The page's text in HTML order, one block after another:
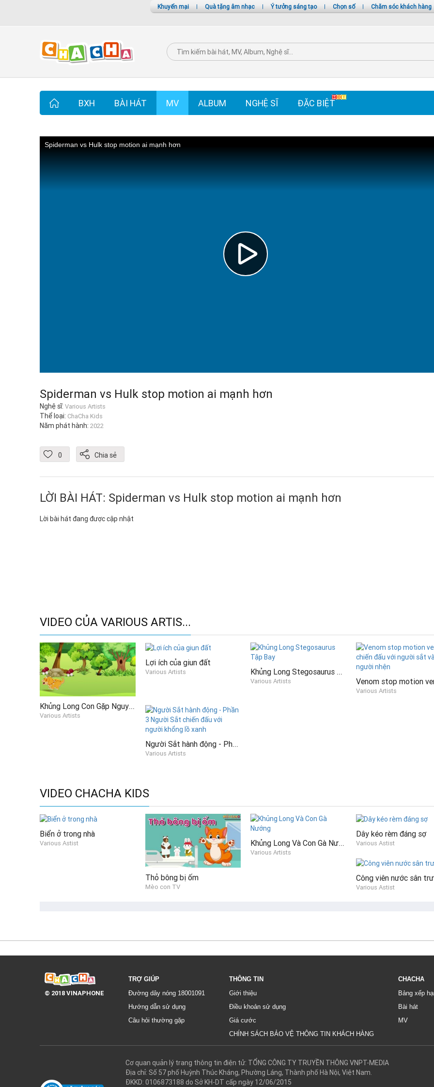
Khuyến mại | Quà tặng âm nhạc | Ý tưởng sáng tạo | Chọn số | Chăm sóc khách hàng
BXH BÀI HÁT MV ALBUM NGHỆ SĨ ĐẶC BIỆT
Spiderman vs Hulk stop motion ai mạnh hơn
Spiderman vs Hulk stop motion ai mạnh hơn
Nghệ sĩ: Various Artists
Thể loại: ChaCha Kids
Năm phát hành: 2022
0 Chia sẻ
LỜI BÀI HÁT: Spiderman vs Hulk stop motion ai mạnh hơn
Lời bài hát đang được cập nhật
VIDEO CỦA VARIOUS ARTIS...
Khủng Long Con Gặp Nguy Hiểm Và Tìm Được Cách Giải Cứu
Various Artists
Lợi ích của giun đất
Various Artists Khủng Long Stegosaurus Tập Bay
Various Artists
Various Artists
Người Sắt hành động - Phần 3 Người Sắt chiến đấu với người khổng lồ xanh
Various Artists
VIDEO CHACHA KIDS
Biển ở trong nhà
Various Astist
Thỏ bông bị ốm
Mèo con TV
Khủng Long Và Con Gà Nướng
Various Artists
Dây kéo rèm đáng sợ
Various Astist
Công viên nước sân
Various Astist
© 2018 VINAPHONE
TRỢ GIÚP
Đường dây nóng 18001091
Hướng dẫn sử dụng
Câu hỏi thường gặp
THÔNG TIN
Giới thiệu
Điều khoản sử dụng
Giá cước
CHÍNH SÁCH BẢO VỆ THÔNG TIN KHÁCH HÀNG
CHACHA
Bảng xếp
Bài hát
MV
Cơ quan quản lý trang thông tin điện tử: TỔNG CÔNG TY TRUYỀN THÔNG VNPT-MEDIA
Địa chỉ: Số 57 phố Huỳnh Thúc Kháng, Phường Láng, Thành phố Hà Nội, Việt Nam.
ĐKKD: 0106873188 do Sở KH-DT cấp ngày 12/06/2015